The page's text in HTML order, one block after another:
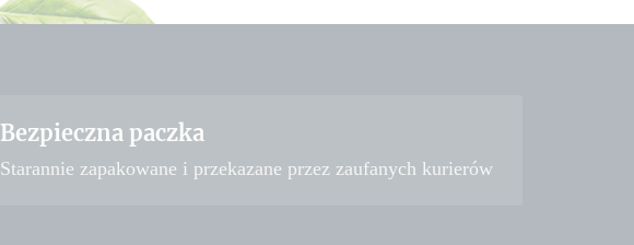
Bezpieczna paczka
Starannie zapakowane i przekazane przez zaufanych kurierów